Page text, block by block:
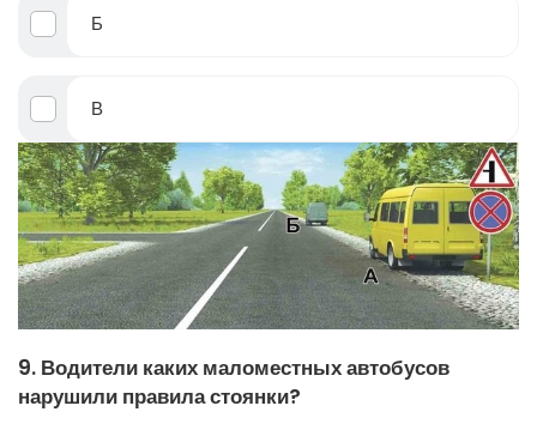
Б
В
9. Водители каких маломестных автобусов
нарушили правила стоянки?